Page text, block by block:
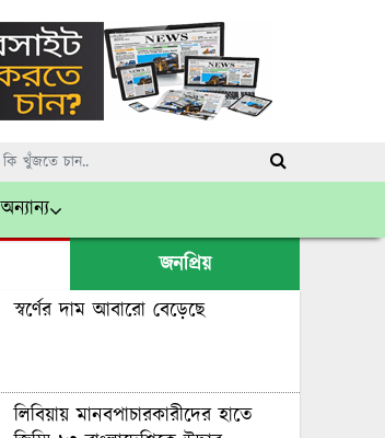
অন্যান্য
জনপ্রিয়
স্বর্ণের দাম আবারো বেড়েছে
লিবিয়ায় মানবপাচারকারীদের হাতে